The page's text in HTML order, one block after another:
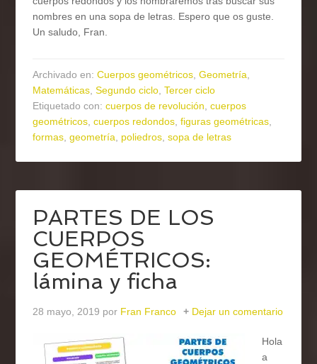
nombres en una sopa de letras. Espero que os guste.
Un saludo, Fran.
Archivado en:Cuerpos geométricos,Geometría,
Matemáticas,Segundo ciclo,Tercer ciclo
Etiquetado con:cuerpos de revolución,cuerpos
geométricos,cuerpos redondos,figuras geométricas,
formas,geometría, poliedros,sopa de letras
PARTES DE LOS
CUERPOS
GEOMÉTRICOS:
lámina y ficha
28 mayo, 2019 por Fran Franco Dejar un comentario
Hola
a